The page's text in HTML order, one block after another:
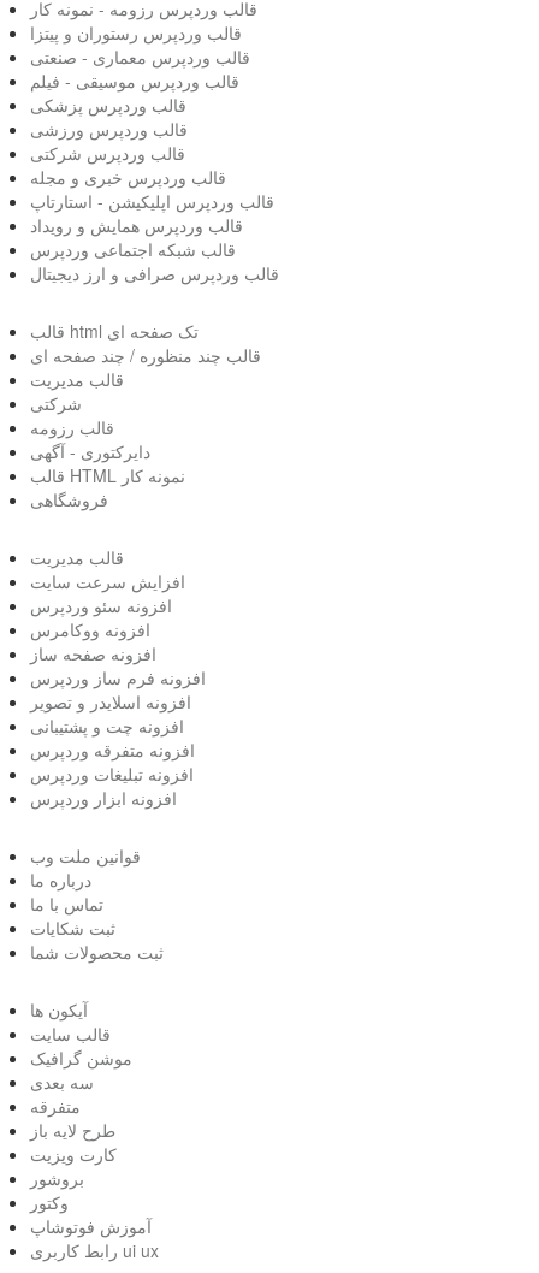
قالب وردپرس رزومه - نمونه کار
قالب وردپرس رستوران و پیتزا
قالب وردپرس معماری - صنعتی
قالب وردپرس موسیقی - فیلم
قالب وردپرس پزشکی
قالب وردپرس ورزشی
قالب وردپرس شرکتی
قالب وردپرس خبری و مجله
قالب وردپرس اپلیکیشن - استارتاپ
قالب وردپرس همایش و رویداد
قالب شبکه اجتماعی وردپرس
قالب وردپرس صرافی و ارز دیجیتال
قالب html تک صفحه ای
قالب چند منظوره / چند صفحه ای
قالب مدیریت
شرکتی
قالب رزومه
دایرکتوری - آگهی
قالب HTML نمونه کار
فروشگاهی
قالب مدیریت
افزایش سرعت سایت
افزونه سئو وردپرس
افزونه ووکامرس
افزونه صفحه ساز
افزونه فرم ساز وردپرس
افزونه اسلایدر و تصویر
افزونه چت و پشتیبانی
افزونه متفرقه وردپرس
افزونه تبلیغات وردپرس
افزونه ابزار وردپرس
قوانین ملت وب
درباره ما
تماس با ما
ثبت شکایات
ثبت محصولات شما
آیکون ها
قالب سایت
موشن گرافیک
سه بعدی
متفرقه
طرح لایه باز
کارت ویزیت
بروشور
وکتور
آموزش فوتوشاپ
رابط کاربری ui ux